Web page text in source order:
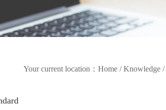
Your current location： Home /Knowledge /